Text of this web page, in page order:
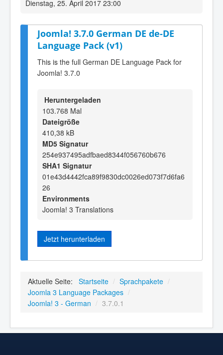
Dienstag, 25. April 2017 23:00
Joomla! 3.7.0 German DE de-DE
Language Pack (v1)
This is the full German DE Language Pack for
Joomla! 3.7.0
Heruntergeladen
103.768 Mal
Dateigröße
410,38 kB
MD5 Signatur
254e937495adfbaed8344f056760b676
SHA1 Signatur
01e43d4442fca89f9830dc0026ed073f7d6fa6
26
Environments
Joomla! 3 Translations
Jetzt herunterladen
Aktuelle Seite: Startseite / Sprachpakete /
Joomla 3 Language Packages /
Joomla! 3 - German / 3.7.0.1